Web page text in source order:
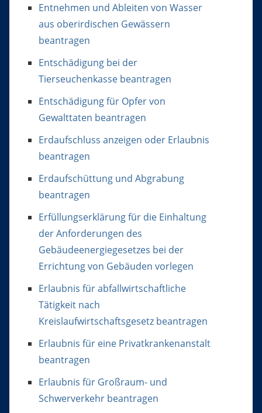
Entnehmen und Ableiten von Wasser
aus oberirdischen Gewässern
beantragen
Entschädigung bei der
Tierseuchenkasse beantragen
Entschädigung für Opfer von
Gewalttaten beantragen
Erdaufschluss anzeigen oder Erlaubnis
beantragen
Erdaufschüttung und Abgrabung
beantragen
Erfüllungserklärung für die Einhaltung
der Anforderungen des
Gebäudeenergiegesetzes bei der
Errichtung von Gebäuden vorlegen
Erlaubnis für abfallwirtschaftliche
Tätigkeit nach
Kreislaufwirtschaftsgesetz beantragen
Erlaubnis für eine Privatkrankenanstalt
beantragen
Erlaubnis für Großraum- und
Schwerverkehr beantragen